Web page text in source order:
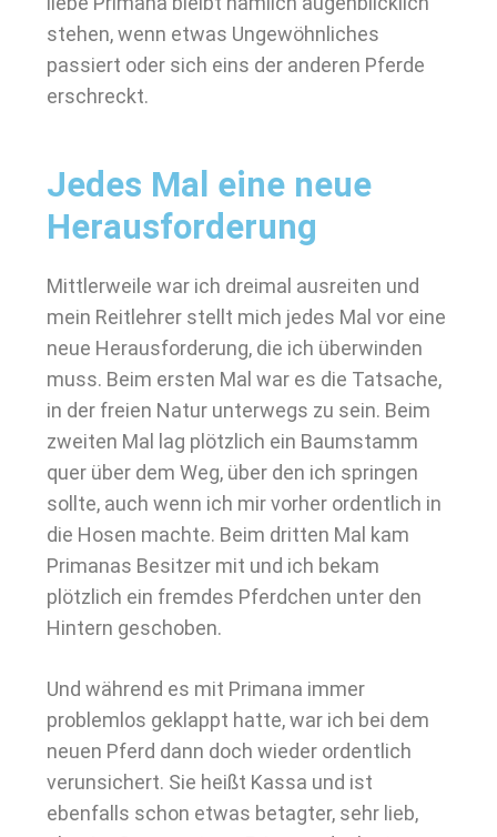
stehen, wenn etwas Ungewöhnliches
passiert oder sich eins der anderen Pferde
erschreckt.
Jedes Mal eine neue
Herausforderung
Mittlerweile war ich dreimal ausreiten und
mein Reitlehrer stellt mich jedes Mal vor eine
neue Herausforderung, die ich überwinden
muss. Beim ersten Mal war es die Tatsache,
in der freien Natur unterwegs zu sein. Beim
zweiten Mal lag plötzlich ein Baumstamm
quer über dem Weg, über den ich springen
sollte, auch wenn ich mir vorher ordentlich in
die Hosen machte. Beim dritten Mal kam
Primanas Besitzer mit und ich bekam
plötzlich ein fremdes Pferdchen unter den
Hintern geschoben.
Und während es mit Primana immer
problemlos geklappt hatte, war ich bei dem
neuen Pferd dann doch wieder ordentlich
verunsichert. Sie heißt Kassa und ist
ebenfalls schon etwas betagter, sehr lieb,